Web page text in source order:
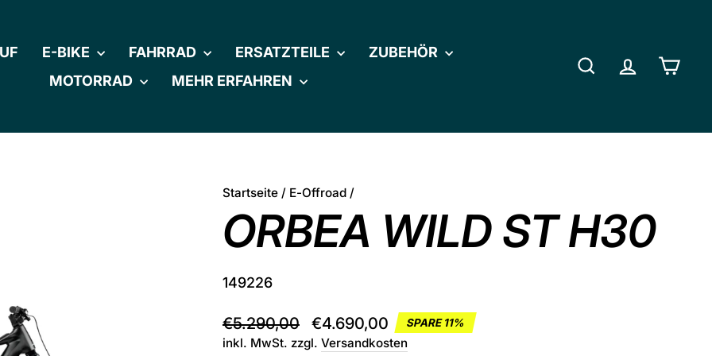
E-BIKE FAHRRAD ERSATZTEILE
ZUBEHÖR
MOTORRAD
MEHR ERFAHREN
SUCHE
Startseite / E-Offroad /
ORBEA WILD ST H30
149226
Normaler
Preis
€5.290,00 Sonderpreis
€4.690,00 SPARE 11%
inkl. MwSt. zzgl. Versandkosten